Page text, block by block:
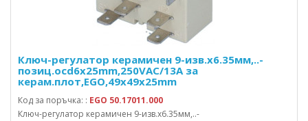
Ключ-регулатор керамичен 9-изв.x6.35мм,..-
позиц.осd6x25mm,250VAC/13A за
керам.плот,EGO,49x49x25mm
Код за поръчка: : EGO 50.17011.000
Ключ-регулатор керамичен 9-изв.x6.35мм,..-